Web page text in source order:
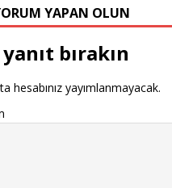
YAPAN OLUN
bırakın
hesabınız yayımlanmayacak.